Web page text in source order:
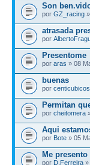
Son
por GZ_racing
atrasada
por
Presentome
por aras » 08
buenas
por centicubicos
Permitan
por cheitomera
Aqui
por Bote » 05
Me presento
por D.Ferreira »